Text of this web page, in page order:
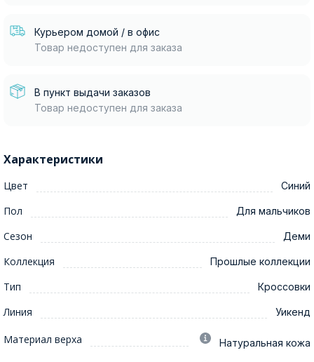
Курьером домой / в офис
Товар недоступен для заказа
В пункт выдачи заказов
Товар недоступен для заказа
Характеристики
Цвет Синий
Пол Для мальчиков
Сезон Деми
Коллекция Прошлые коллекции
Тип Кроссовки
Линия Уикенд
Материал верха Натуральная кожа